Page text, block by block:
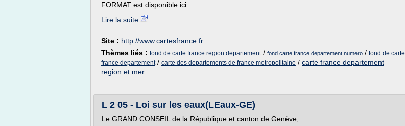
FORMAT est disponible ici:...
Lire la suite
Site : http://www.cartesfrance.fr
Thèmes liés : fond de carte france region departement/ fond carte france departement numero / fond de carte
france departement/ carte des departements de france metropolitaine / carte france departement
region et mer
L 2 05 - Loi sur les eaux(LEaux-GE)
Le GRAND CONSEIL de la République et canton de Genève,